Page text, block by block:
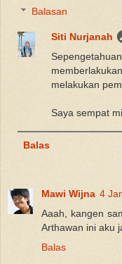
Balasan
Siti Nurjanah
melakukan
Saya sempat
Balas
Mawi Wijna 4
Aaah, kangen
Arthawan ini aku
Balas